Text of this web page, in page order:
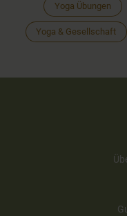
Yoga Übungen
Yoga & Gesellschaft